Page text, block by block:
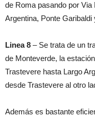
de Roma pasando por
Argentina, Ponte Garibaldi
Linea 8 – Se trata de un
de Monteverde, la
Trastevere hasta Largo
desde Trastevere al otro
Además es bastante